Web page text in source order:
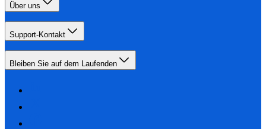
Über uns
Support-Kontakt
Bleiben Sie auf dem Laufenden